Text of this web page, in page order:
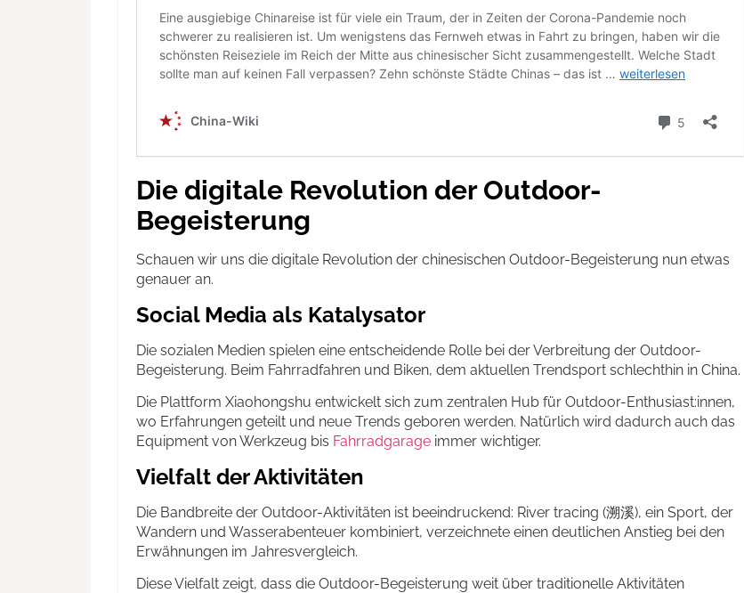
Die digitale Revolution der Outdoor-
Begeisterung
Schauen wir uns die digitale Revolution der chinesischen Outdoor-Begeisterung nun etwas
genauer an.
Social Media als Katalysator
Die sozialen Medien spielen eine entscheidende Rolle bei der Verbreitung der Outdoor-
Begeisterung. Beim Fahrradfahren und Biken, dem aktuellen Trendsport schlechthin in China.
Die Plattform Xiaohongshu entwickelt sich zum zentralen Hub für Outdoor-Enthusiast:innen,
wo Erfahrungen geteilt und neue Trends geboren werden. Natürlich wird dadurch auch das
Equipment von Werkzeug bis Fahrradgarage immer wichtiger.
Vielfalt der Aktivitäten
Die Bandbreite der Outdoor-Aktivitäten ist beeindruckend: River tracing (溯溪), ein Sport, der
Wandern und Wasserabenteuer kombiniert, verzeichnete einen deutlichen Anstieg bei den
Erwähnungen im Jahresvergleich.
Diese Vielfalt zeigt, dass die Outdoor-Begeisterung weit über traditionelle Aktivitäten